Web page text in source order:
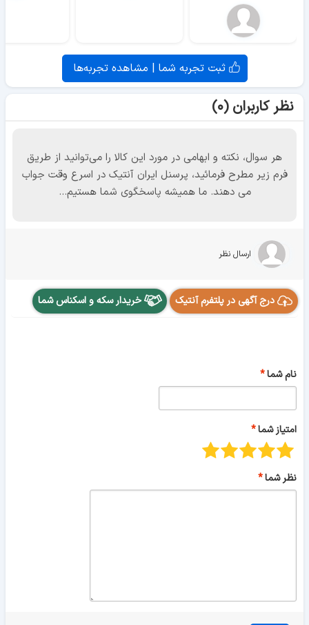
ثبت تجربه شما | مشاهده تجربه‌ها
نظر کاربران (۰)
هر سوال، نکته و ابهامی در مورد این کالا را می‌توانید از طریق
فرم زیر مطرح فرمائید، پرسنل ایران آنتیک در اسرع وقت جواب
می دهند. ما همیشه پاسخگوی شما هستیم...
ارسال نظر
درج آگهی در پلتفرم آنتیک خریدار سکه و اسکناس شما
نام شما
امتیاز شما
نظر شما